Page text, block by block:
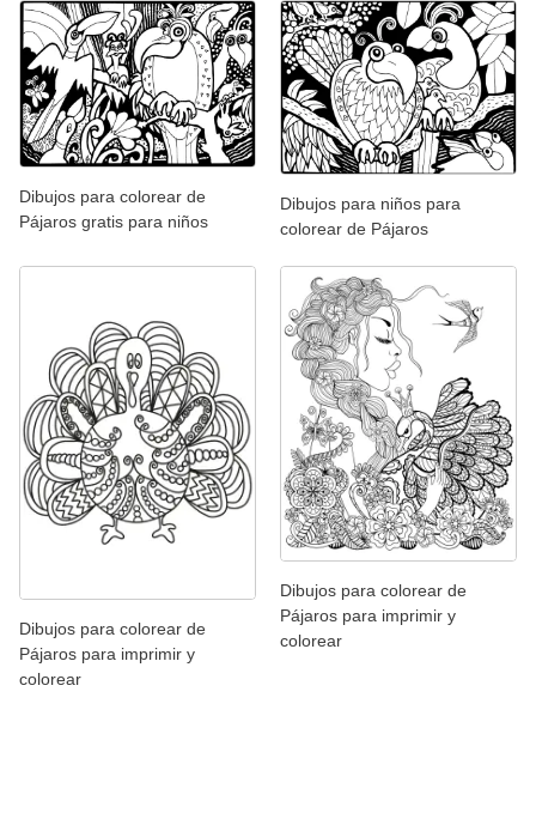
Dibujos para colorear de
Pájaros gratis para niños
Dibujos para niños para
colorear de Pájaros
Dibujos para colorear de
Pájaros para imprimir y
colorear
Dibujos para colorear de
Pájaros para imprimir y
colorear